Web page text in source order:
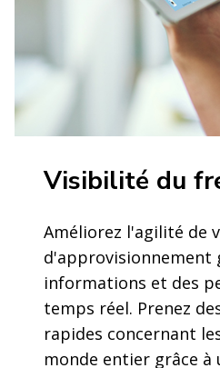
Visibilité du
Améliorez l'agilité de
d'approvisionnement
informations et des
temps réel. Prenez
rapides concernant
monde entier grâce à